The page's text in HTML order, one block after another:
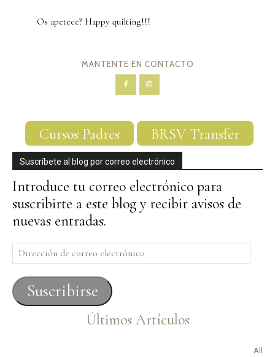
Os apetece? Happy quilting!!!
MANTENTE EN CONTACTO
Cursos Padres BRSV Transfer
Suscríbete al blog por correo electrónico
Introduce tu correo electrónico para
suscribirte a este blog y recibir avisos de
nuevas entradas.
Dirección
de
correo
electrónico
Suscribirse
Últimos Artículos
All